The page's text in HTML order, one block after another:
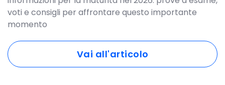
voti e consigli per affrontare questo importante
momento
Vai all'articolo